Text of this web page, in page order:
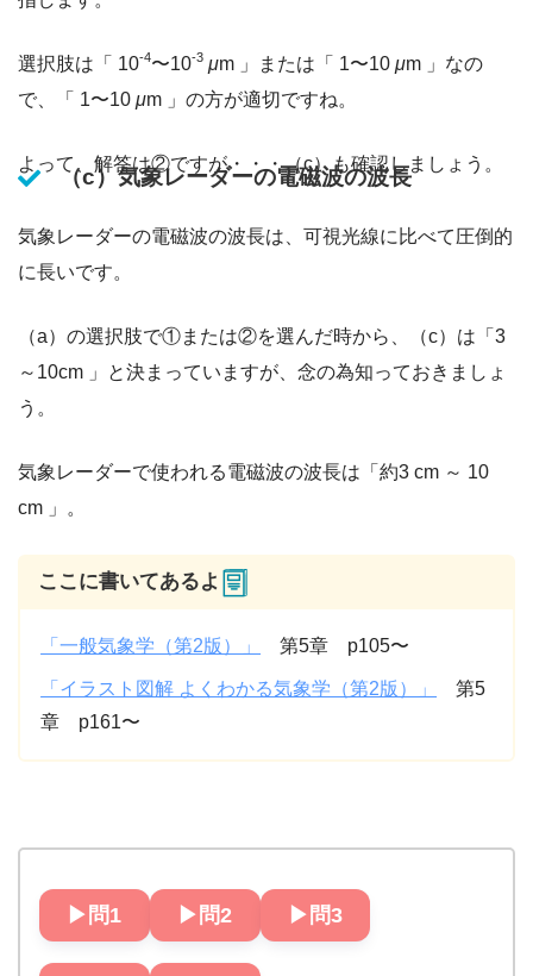
選択肢は「 10-4〜10-3 μm 」または「 1〜10 μm 」なの
で、「 1〜10 μm 」の方が適切ですね。
よって、解答は②ですが・・・（c）も確認しましょう。
（c）気象レーダーの電磁波の波長
気象レーダーの電磁波の波長は、可視光線に比べて圧倒的
に長いです。
（a）の選択肢で①または②を選んだ時から、（c）は「3
～10cm 」と決まっていますが、念の為知っておきましょ
う。
気象レーダーで使われる電磁波の波長は「約3 cm ～ 10
cm 」。
ここに書いてあるよ
「一般気象学（第2版）」 第5章 p105〜
「イラスト図解 よくわかる気象学（第2版）」
第5
章 p161〜
▶︎問1 ▶︎問2 ▶︎問3